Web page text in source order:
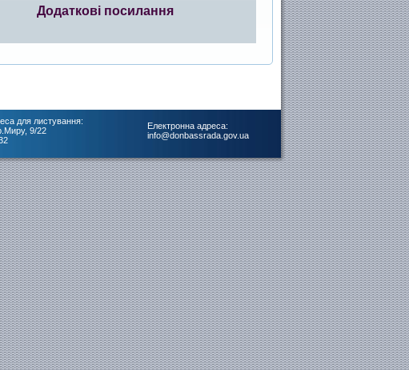
Додаткові посилання
Електронна адреса:
info@donbassrada.gov.ua
для листування:
9/22